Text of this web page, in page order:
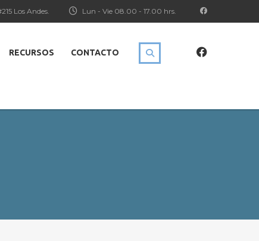
Lun - Vie 08.00 - 17.00 hrs.
Los Andes.
RECURSOS CONTACTO